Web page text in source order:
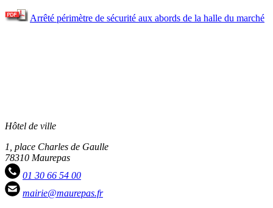
Arrêté périmètre de sécurité aux abords de la halle du marché
Hôtel de ville
1, place Charles de Gaulle
78310 Maurepas
01 30 66 54 00
mairie@maurepas.fr